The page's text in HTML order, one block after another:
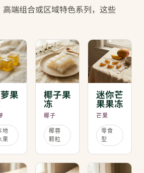
端组合或区域特色系列，这些
果
地
果
椰子果
冻
椰子
椰蓉
颗粒
迷你芒
果果冻
芒果
零食
型